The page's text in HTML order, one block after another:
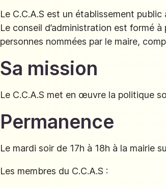
Le C.C.A.S est un établissement
Le conseil d’administration est formé
personnes nommées par le maire,
Sa mission
Le C.C.A.S met en œuvre la politique
Permanence
Le mardi soir de 17h à 18h à la
Les membres du C.C.A.S :